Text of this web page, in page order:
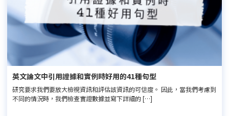
英文論文中引用證據和實例時好用的41種句型
研究要求我們要放大檢視資訊和評估該資訊的可信度。 因此，當我們考慮到
不同的情況時，我們檢查實證數據並寫下詳細的 […]